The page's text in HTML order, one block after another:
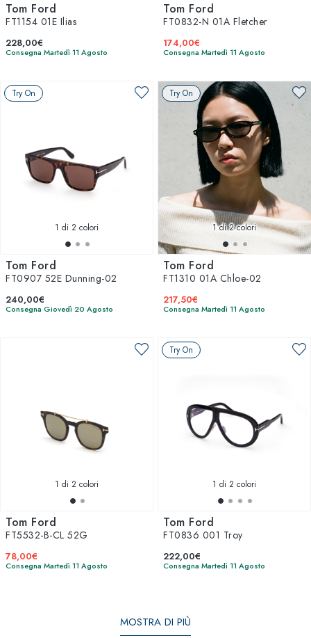
Tom Ford
FT1154 01E Ilias
228,00€
Consegna Martedì 11 Agosto
Tom Ford
FT0832-N 01A Fletcher
174,00€
Consegna Martedì 11 Agosto
Try On
1 di 2 colori
Tom Ford
FT0907 52E Dunning-02
240,00€
Consegna Giovedì 20 Agosto
Try On
1di 2 colori
Tom Ford
FT1310 01A Chloe-02
217,50€
Consegna Martedì 11 Agosto
1 di 2 colori
Tom Ford
FT5532-B-CL 52G
78,00€
Consegna Martedì 11 Agosto
Try On
1 di 2 colori
Tom Ford
FT0836 001 Troy
222,00€
Consegna Martedì 11 Agosto
MOSTRA DI PIÙ